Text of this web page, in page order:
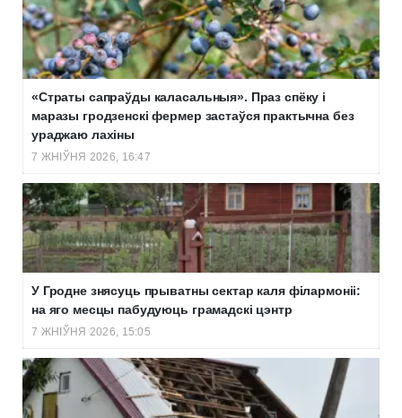
«Страты сапраўды каласальныя». Праз спёку і
маразы гродзенскі фермер застаўся практычна без
ураджаю лахіны
7 ЖНІЎНЯ 2026, 16:47
У Гродне знясуць прыватны сектар каля філармоніі:
на яго месцы пабудуюць грамадскі цэнтр
7 ЖНІЎНЯ 2026, 15:05